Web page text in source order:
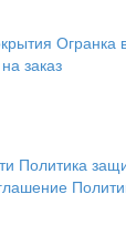
Огранка
заказ
Политика